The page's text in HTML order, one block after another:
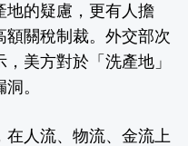
地的疑慮，更有人擔
關稅制裁。外交部次
美方對於「洗產地」
。
人流、物流、金流上